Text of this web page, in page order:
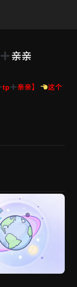
亲亲
tp 亲亲】
这个